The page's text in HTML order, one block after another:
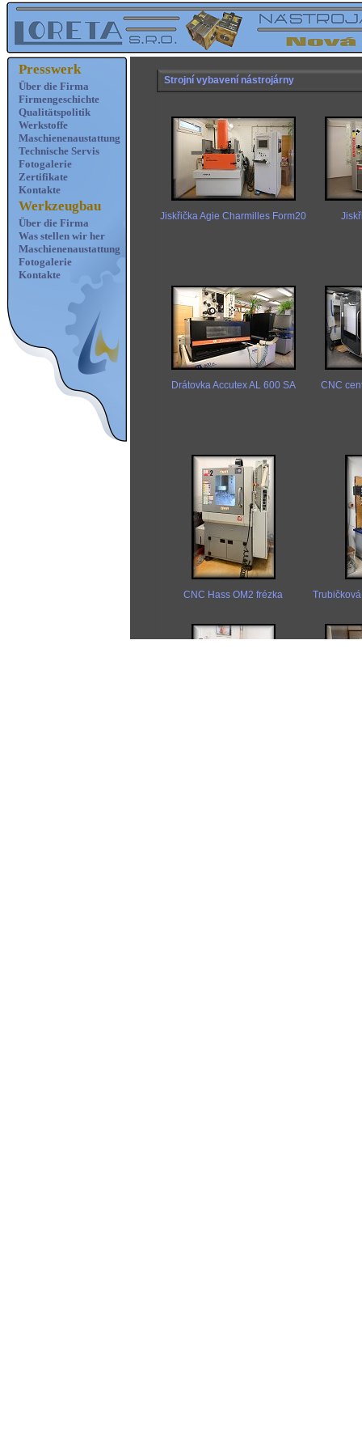
Presswerk
Über die Firma
Firmengeschichte
Qualitätspolitik
Werkstoffe
Maschienenaustattung
Technische Servis
Fotogalerie
Zertifikate
Kontakte
Werkzeugbau
Über die Firma
Was stellen wir her
Maschienenaustattung
Fotogalerie
Kontakte